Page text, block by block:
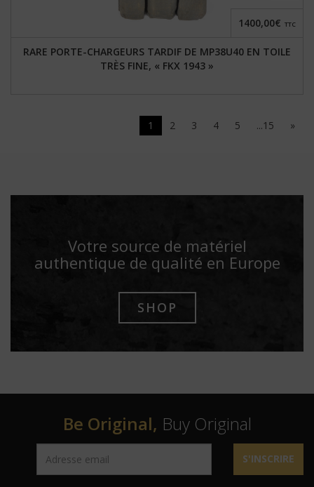
RARE PORTE-CHARGEURS TARDIF DE MP38U40 EN TOILE
TRÈS FINE, « FKX 1943 »
1400,00€ TTC
1 2 3 4 5 ...15 »
Votre source de matériel
authentique de qualité en Europe
SHOP
Be Original, Buy Original
S'INSCRIRE